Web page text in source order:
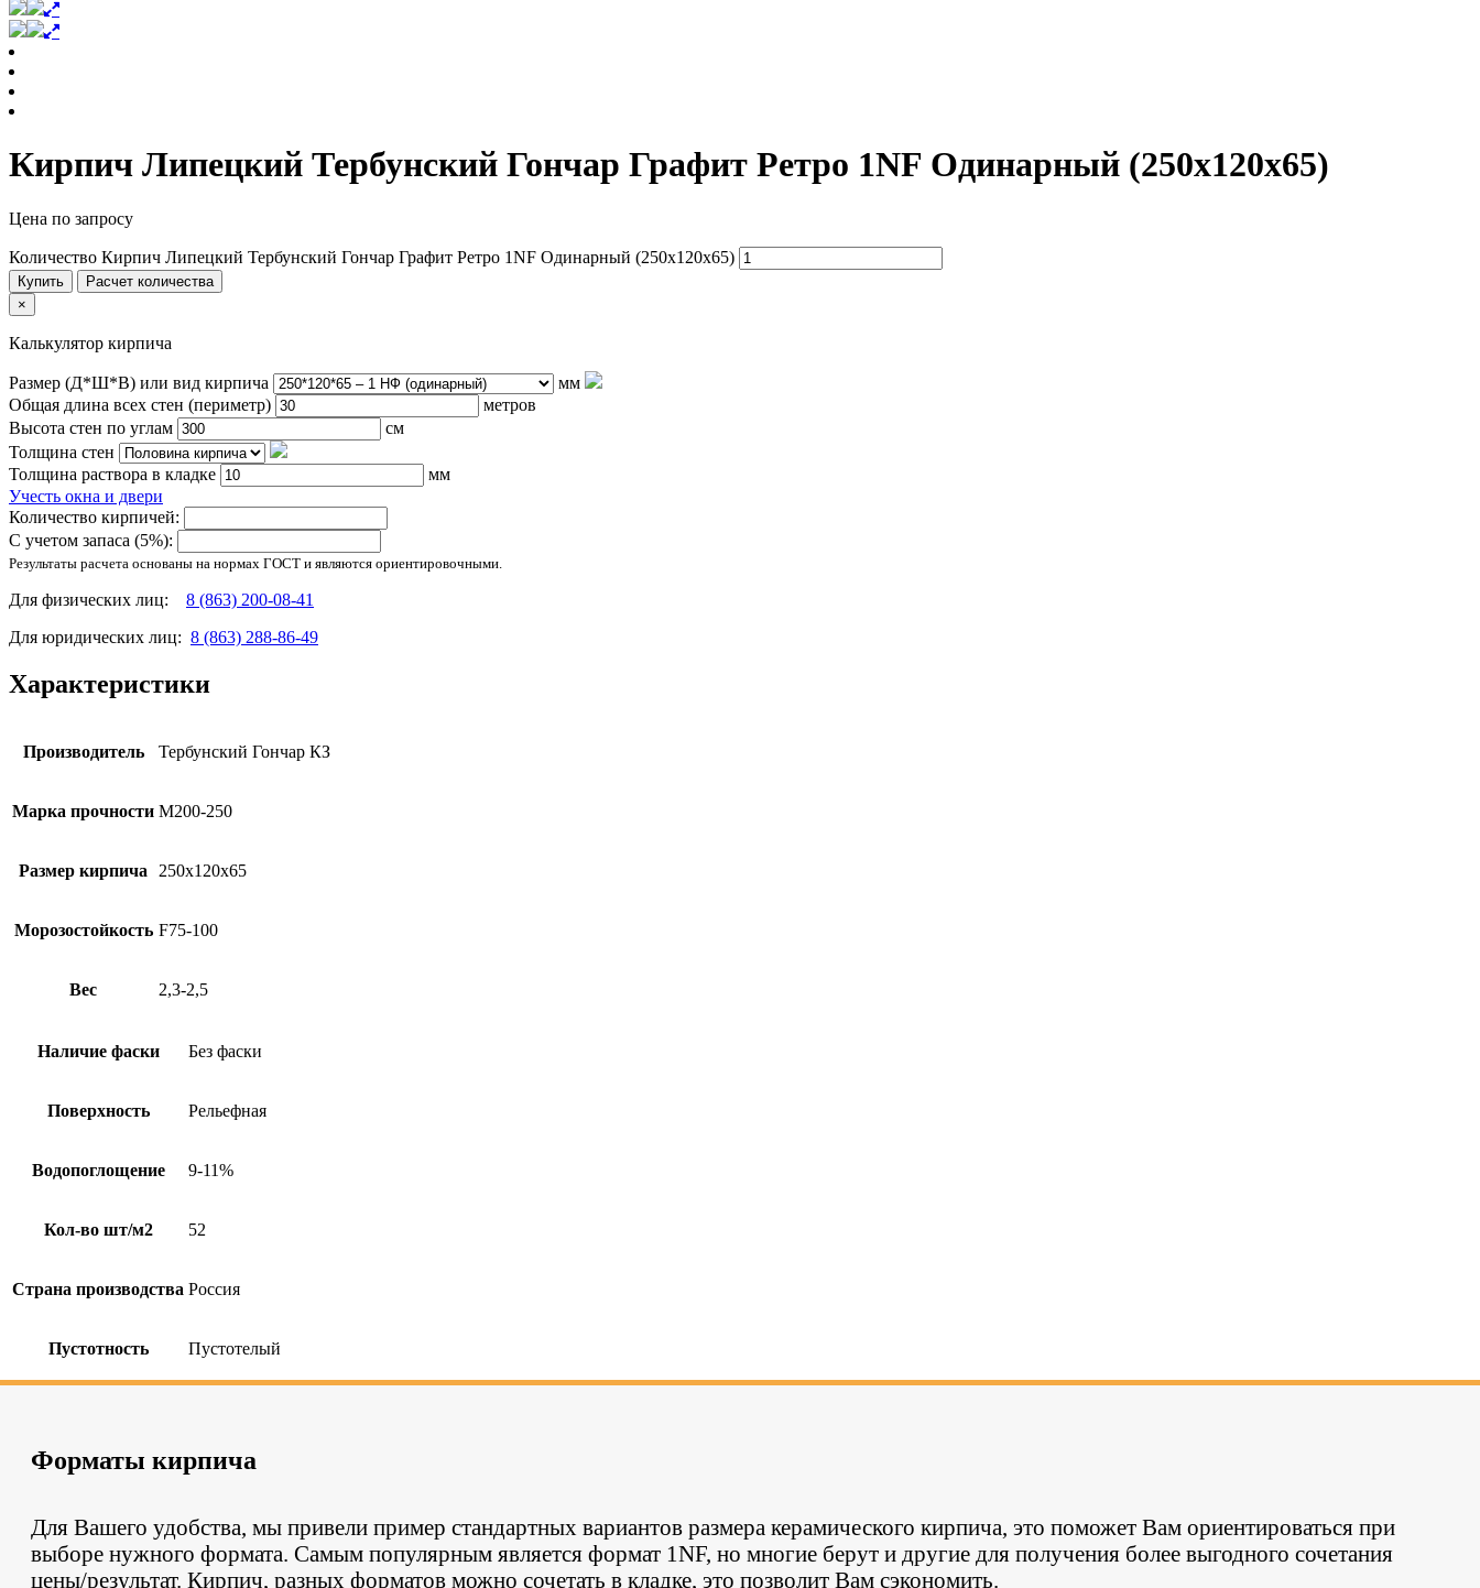
Кирпич Липецкий Тербунский Гончар Графит Ретро 1NF Одинарный (250х120х65)
Цена по запросу
Количество Кирпич Липецкий Тербунский Гончар Графит Ретро 1NF Одинарный (250х120х65)
Купить
Расчет количества
×
Калькулятор кирпича
Размер (Д*Ш*В) или вид кирпича
мм
Общая длина всех стен (периметр)
метров
Высота стен по углам
см
Толщина стен
Толщина раствора в кладке
мм
Учесть окна и двери
Количество кирпичей:
С учетом запаса (5%):
Результаты расчета основаны на нормах ГОСТ и являются ориентировочными.
Для физических лиц: 8 (863) 200-08-41
Для юридических лиц: 8 (863) 288-86-49
Характеристики
Производитель Тербунский Гончар КЗ
Марка прочности М200-250
Размер кирпича 250х120х65
Морозостойкость F75-100
Вес 2,3-2,5
Наличие фаски Без фаски
Поверхность Рельефная
Водопоглощение 9-11%
Кол-во шт/м2 52
Страна производства Россия
Пустотность Пустотелый
Форматы кирпича
Для Вашего удобства, мы привели пример стандартных вариантов размера керамического кирпича, это поможет Вам ориентироваться при
выборе нужного формата. Самым популярным является формат 1NF, но многие берут и другие для получения более выгодного сочетания
цены/результат. Кирпич, разных форматов можно сочетать в кладке, это позволит Вам сэкономить.